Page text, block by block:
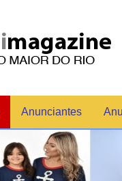
Anunciantes